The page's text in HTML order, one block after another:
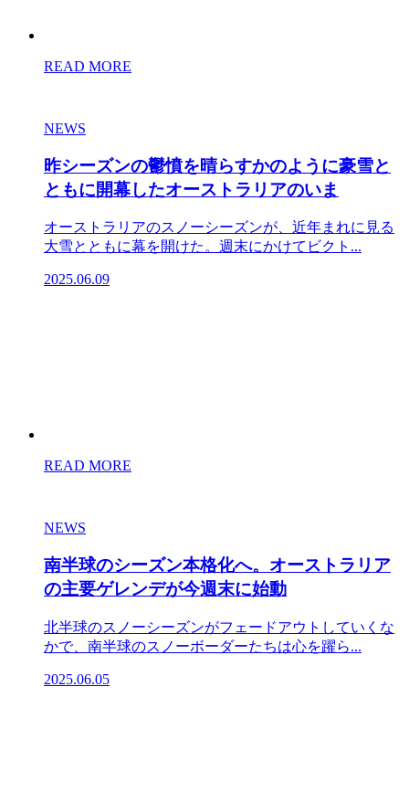
READ MORE
NEWS
昨シーズンの鬱憤を晴らすかのように豪雪と
ともに開幕したオーストラリアのいま
オーストラリアのスノーシーズンが、近年まれに見る
大雪とともに幕を開けた。週末にかけてビクト...
2025.06.09
READ MORE
NEWS
南半球のシーズン本格化へ。オーストラリア
の主要ゲレンデが今週末に始動
北半球のスノーシーズンがフェードアウトしていくな
かで、南半球のスノーボーダーたちは心を躍ら...
2025.06.05